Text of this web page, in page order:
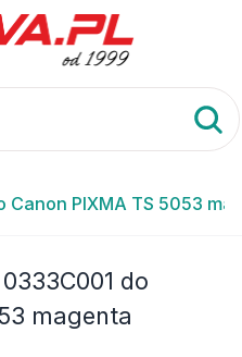
Canon PIXMA TS 5053
do
magenta